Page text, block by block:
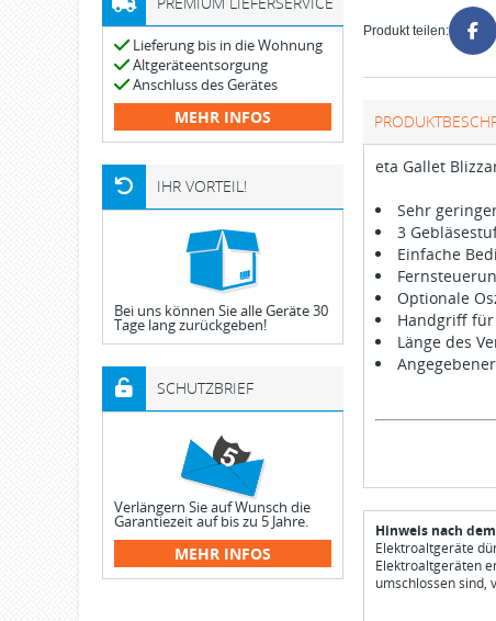
Produkt teilen:
eta Gallet
Sehr
3
Einfache
Optionale
Handgriff
Länge des
Hinweis nach
Elektroaltgeräte
Elektroaltgeräten
umschlossen sind,
Lieferung bis in die Wohnung
Altgeräteentsorgung
Anschluss des Gerätes
MEHR INFOS
IHR VORTEIL!
Bei uns können Sie alle Geräte 30
Tage lang zurückgeben!
SCHUTZBRIEF
Verlängern Sie auf Wunsch die
Garantiezeit auf bis zu 5 Jahre.
MEHR INFOS